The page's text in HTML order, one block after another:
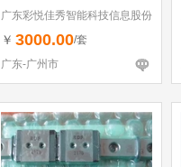
广东彩悦佳秀智能科技信息股份
有限公司
￥ 3000.00/套
广东-广州市